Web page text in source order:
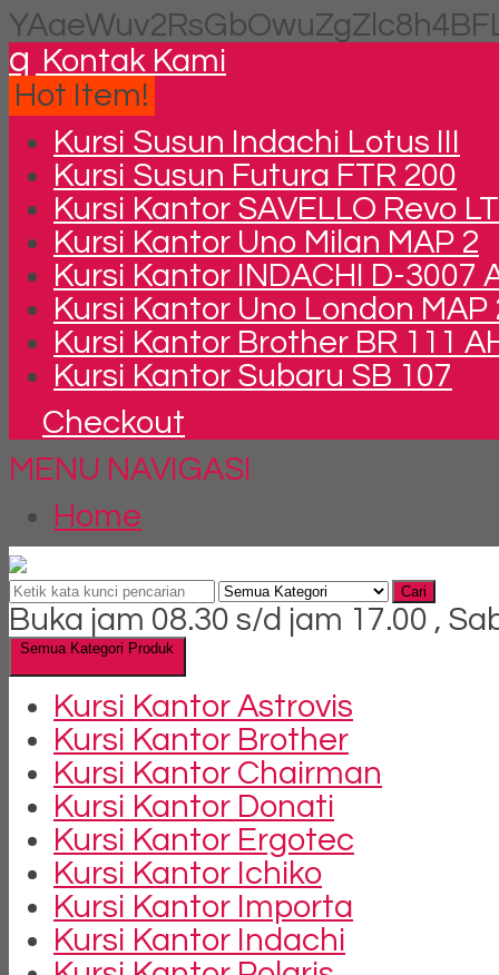
q Kontak Kami
Hot Item!
Kursi Susun Indachi Lotus III
Kursi Susun Futura FTR 200
Kursi Kantor SAVELLO Revo
Kursi Kantor Uno Milan MAP 2
Kursi Kantor INDACHI D-3007
Kursi Kantor Uno London MAP
Kursi Kantor Brother BR 111
Kursi Kantor Subaru SB 107
Checkout
MENU NAVIGASI
Home
Cari
Buka jam 08.30 s/d jam 17.00 ,
Semua Kategori Produk
Kursi Kantor Astrovis
Kursi Kantor Brother
Kursi Kantor Chairman
Kursi Kantor Donati
Kursi Kantor Ergotec
Kursi Kantor Ichiko
Kursi Kantor Importa
Kursi Kantor Indachi